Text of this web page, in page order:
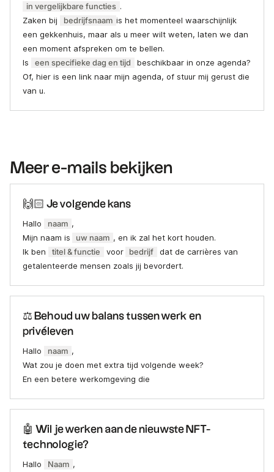
in vergelijkbare functies .
Zaken bij
bedrijfsnaam is het momenteel waarschijnlijk
een gekkenhuis, maar als u meer wilt weten, laten we dan
een moment afspreken om te bellen.
Is
een specifieke dag en tijd
beschikbaar in onze agenda?
Of, hier is een link naar mijn agenda, of stuur mij gerust die
van u.
Meer e-mails bekijken
🙌🏻 Je volgende kans
Hallo naam ,
Mijn naam is
uw naam , en ik zal het kort houden.
Ik ben
titel & functie voor bedrijf
dat de carrières van
getalenteerde mensen zoals jij bevordert.
⚖️ Behoud uw balans tussen werk en
privéleven
Hallo naam ,
Wat zou je doen met extra tijd volgende week?
En een betere werkomgeving die
🤖 Wil je werken aan de nieuwste NFT-
technologie?
Hallo Naam ,